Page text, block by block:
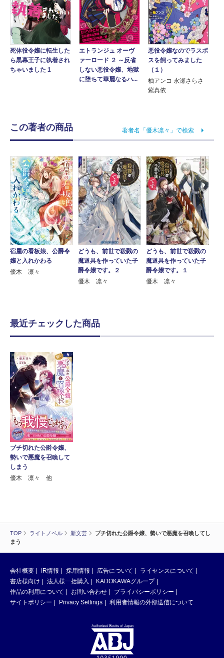
TOP ライトノベル 新文芸
ブチ切れた公爵令嬢、勢いで悪魔を召喚してし
まう
死体役令嬢に転生した
ら黒幕王子に執着され
ちゃいました 1
エトランジュ オーヴ
ァーロード ２ ～反省
しない悪役令嬢、地獄
に堕ちて華麗なるハ...
悪役令嬢なのでラスボ
スを飼ってみました
（１）
柚アンコ 永瀬さらさ
紫真依
この著者の商品 著者名「優木凛々」で検索
宿屋の看板娘、公爵令
嬢と入れかわる
優木 凛々
どうも、前世で殺戮の
魔道具を作っていた子
爵令嬢です。２
優木 凛々
どうも、前世で殺戮の
魔道具を作っていた子
爵令嬢です。１
優木 凛々
最近チェックした商品
ブチ切れた公爵令嬢、
勢いで悪魔を召喚して
しまう
優木 凛々 他
会社概要 IR情報 採用情報 広告について
ライセンスについて
書店様向け
法人様一括購入
KADOKAWAグループ
作品の利用について
お問い合わせ
プライバシーポリシー
サイトポリシー
Privacy Settings 利用者情報の外部送信について